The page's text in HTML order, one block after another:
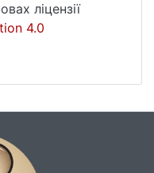
ліцензії
4.0